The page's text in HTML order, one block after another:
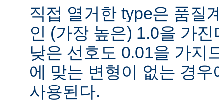
직접 열거한 type은 품질
인 (가장 높은) 1.0을 가
낮은 선호도 0.01을 가지
에 맞는 변형이 없는 경
사용된다.